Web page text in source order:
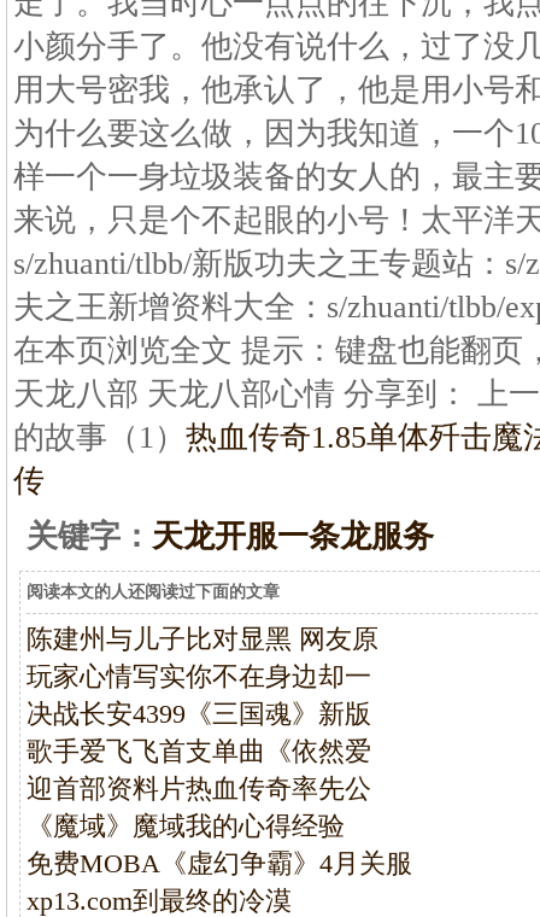
小颜分手了。他没有说什么，过了没
用大号密我，他承认了，他是用小号
为什么要这么做，因为我知道，一个
样一个一身垃圾装备的女人的，最主
来说，只是个不起眼的小号！太平洋
s/zhuanti/tlbb/新版功夫之王专题站：s/
夫之王新增资料大全：s/zhuanti/tlbb/
在本页浏览全文 提示：键盘也能翻
天龙八部 天龙八部心情 分享到： 上
的故事（1） 热血传奇1.85单体歼击魔
传
关键字： 天龙开服一条龙服务
阅读本文的人还阅读过下面的文章
陈建州与儿子比对显黑 网友原
玩家心情写实你不在身边却一
决战长安4399《三国魂》新版
歌手爱飞飞首支单曲《依然爱
迎首部资料片热血传奇率先公
《魔域》魔域我的心得经验
免费MOBA《虚幻争霸》4月关服
xp13.com到最终的冷漠